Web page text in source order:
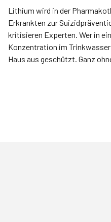
Lithium wird in der
Erkrankten zur
kritisieren Experten. Wer in
Konzentration im
Haus aus geschützt. Ganz